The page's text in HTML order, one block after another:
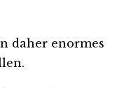
daher enormes